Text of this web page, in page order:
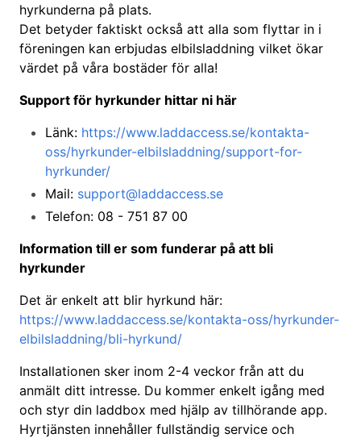
hyrkunderna på plats.
Det betyder faktiskt också att alla som flyttar in i
föreningen kan erbjudas elbilsladdning vilket ökar
värdet på våra bostäder för alla!
Support för hyrkunder hittar ni här
Länk: https://www.laddaccess.se/kontakta-
oss/hyrkunder-elbilsladdning/support-for-
hyrkunder/
Mail: support@laddaccess.se
Telefon: 08 - 751 87 00
Information till er som funderar på att bli
hyrkunder
Det är enkelt att blir hyrkund här:
https://www.laddaccess.se/kontakta-oss/hyrkunder-
elbilsladdning/bli-hyrkund/
Installationen sker inom 2-4 veckor från att du
anmält ditt intresse. Du kommer enkelt igång med
och styr din laddbox med hjälp av tillhörande app.
Hyrtjänsten innehåller fullständig service och